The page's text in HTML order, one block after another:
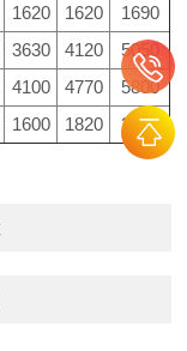
1620 1620
1690
3630 4120
5050
4100 4770
5800
1600 1820 2100